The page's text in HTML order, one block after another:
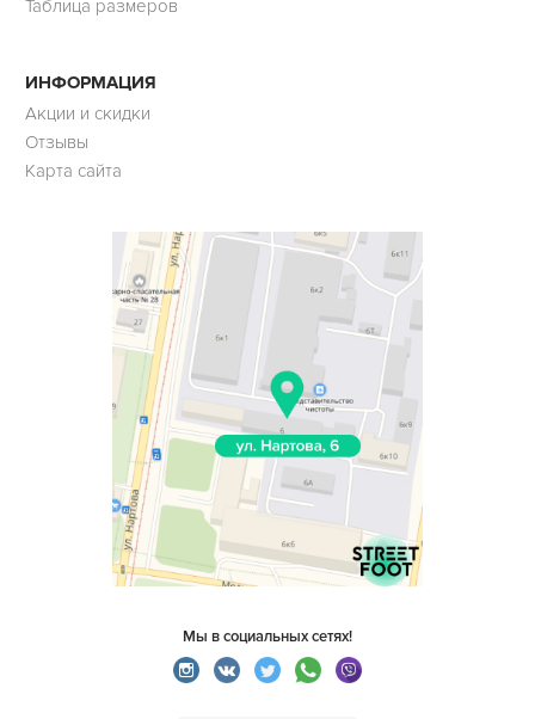
Таблица размеров
ИНФОРМАЦИЯ
Акции и скидки
Отзывы
Карта сайта
Мы в социальных сетях!